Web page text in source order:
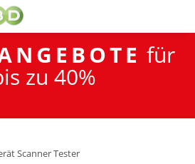
für
zu 40%
Scanner Tester